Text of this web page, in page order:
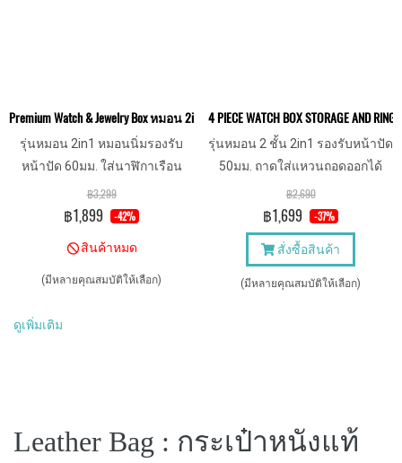
Premium Watch & Jewelry Box หมอน 2in1 กล่องใส่เครื่องประดับ นาฬิกา แหว
รุ่นหมอน 2in1 หมอนนิ่มรองรับ
หน้าปัด 60มม. ใส่นาฬิกาเรือน
ใหญ่ได้สบายๆ งานสวย วัสดุดี พรี
เมี่ยม
฿3,299
฿1,899 -42%
สินค้าหมด
(มีหลายคุณสมบัติให้เลือก)
4 PIECE WATCH BOX STORAGE
รุ่นหมอน 2 ชั้น 2in1 รองรับหน้าปัด
50มม. ถาดใส่แหวนถอดออกได้
฿2,690
฿1,699 -37%
สั่งซื้อสินค้า
(มีหลายคุณสมบัติให้เลือก)
ดูเพิ่มเติม
Leather Bag : กระเป๋าหนังแท้